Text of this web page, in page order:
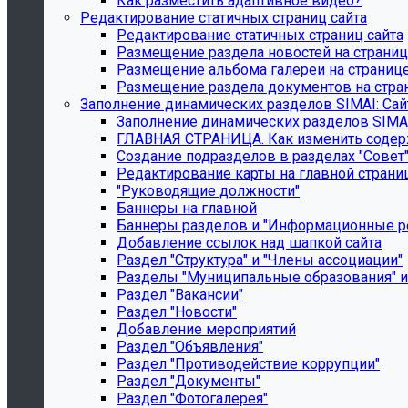
Редактирование статичных страниц сайта
Редактирование статичных страниц сайта
Размещение раздела новостей на
Размещение альбома галереи на
Размещение раздела документов на
Заполнение динамических разделов SIMAI:
Заполнение динамических разделов
ГЛАВНАЯ СТРАНИЦА. Как изменить
Создание подразделов в разделах
Редактирование карты на главной
"Руководящие должности"
Баннеры на главной
Баннеры разделов и "Информационные
Добавление ссылок над шапкой сайта
Раздел "Структура" и "Члены ассоциации"
Разделы "Муниципальные образования"
Раздел "Вакансии"
Раздел "Новости"
Добавление мероприятий
Раздел "Объявления"
Раздел "Противодействие коррупции"
Раздел "Документы"
Раздел "Фотогалерея"